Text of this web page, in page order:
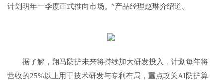
计划明年一季度正式推向市场。”产品经理赵琳介绍道。
据了解，翔马防护未来将持续加大研发投入，计划每年将
营收的25%以上用于技术研发与专利布局，重点攻关AI防护算